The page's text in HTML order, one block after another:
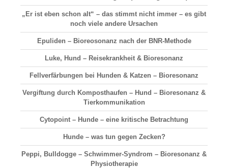
„Er ist eben schon alt“ – das stimmt nicht immer – es gibt
noch viele andere Ursachen
Epuliden – Bioreosonanz nach der BNR-Methode
Luke, Hund – Reisekrankheit & Bioresonanz
Fellverfärbungen bei Hunden & Katzen – Bioresonanz
Vergiftung durch Komposthaufen – Hund – Bioresonanz &
Tierkommunikation
Cytopoint – Hunde – eine kritische Betrachtung
Hunde – was tun gegen Zecken?
Peppi, Bulldogge – Schwimmer-Syndrom – Bioresonanz &
Physiotherapie